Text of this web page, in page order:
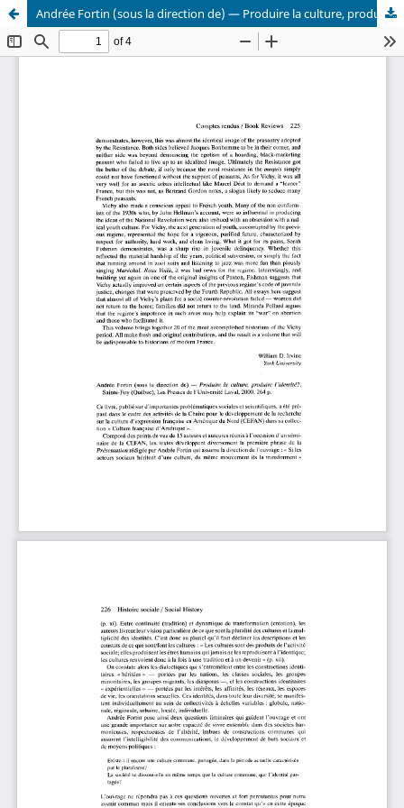
Andrée Fortin (sous la direction de) — Produire la culture, produire l’identité?